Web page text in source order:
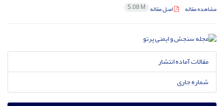
مشاهده مقاله اصل مقاله 5.08 M
مقالات آماده انتشار
شماره جاری